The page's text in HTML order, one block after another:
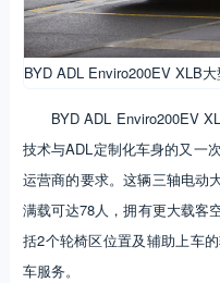
BYD ADL Enviro200EV XLB
BYD ADL Enviro200EV
技术与ADL定制化车身的又一
运营商的要求。这辆三轴电动
满载可达78人，拥有更大载客
括2个轮椅区位置及辅助上车
车服务。